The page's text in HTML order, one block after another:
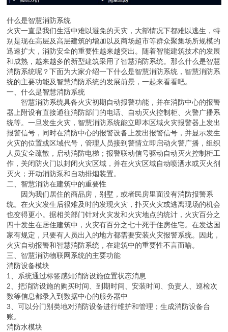
什么是智慧消防系统
火灾一直是我们生活中难以避免的天灾，大部情况下都难以逃生，特
别是现在高层及高层建筑的增加以及商场超市等群众聚集场所规模的
迅速扩大，消防安全的重要性越来越突出。随着智能建筑技术的发展
和成熟，越来越多的新型建筑采用了智慧消防系统。那么什么是智慧
消防系统呢？下面为大家介绍一下什么是智慧消防系统，智慧消防系
统的主要功能及智慧消防系统的发展前景，一起来看看吧。
一、什么是智慧消防系统
智慧消防系统具备火灾初期自动报警功能，并在消防中心的报警
器上附设有直接通往消防部门的电话、自动灭火控制柜、火警广播系
统等。一旦发生火灾，智慧消防系统能立即本区域火灾报警器上发出
报警信号，同时在消防中心的报警设备上发出报警信号，并显示发生
火灾的位置或区域代号，管理人员接到警情立即启动火警广播，组织
人员安全疏散，启动消防电梯；报警联动信号驱动自动灭火控制柜工
作，关闭防火门以封闭火灾区域，并在火灾区域自动喷洒水或灭火剂
灭火；开动消防泵和自动排烟装置。
二、智慧消防在建筑中的重要性
因为我们居住的商品房，别墅，或者民房里面没有消防报警系
统。在火灾发生后很难及时的发现火灾，扑灭火灾或逃离现场的机会
也变得更小。据相关部门针对火灾发和火灾地点的统计，火灾百分之
四十发生在居住建筑中，火灾有百分之七十死于住房住宅。在发达国
家有规定，只要有人员出入的地方都需要安装火灾报警系统。因此，
火灾自动报警和智慧消防系统，在建筑中的重要性不言而喻。
三、智慧消防物联网系统的主要功能
消防设备模块
1、系统通过标签感知消防设施位置状态消息
2、把消防设施的购买时间、到期时间、安装时间、负责人、巡检次
数等信息都录入到数据中心的服务器中
3、可以分门别类地对消防设备进行维护和管理；生成消防设备台
账。
消防水模块